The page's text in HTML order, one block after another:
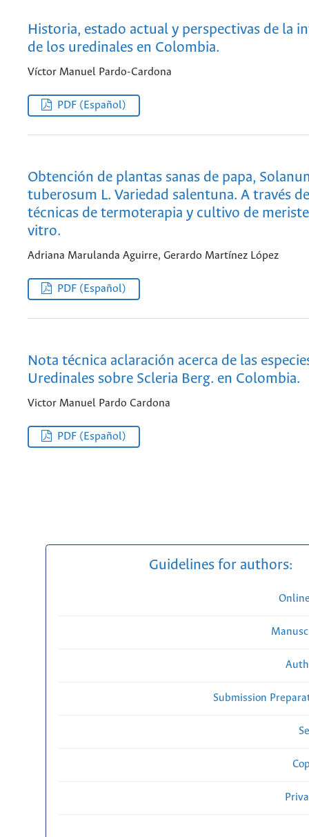
Historia, estado actual y perspectivas de la
de los uredinales en Colombia.
Víctor Manuel Pardo-Cardona
PDF (Español)
Obtención de plantas sanas de papa,
tuberosum L. Variedad salentuna. A través
técnicas de termoterapia y cultivo de
vitro.
Adriana Marulanda Aguirre, Gerardo Martínez López
PDF (Español)
Nota técnica aclaración acerca de las
Uredinales sobre Scleria Berg. en Colombia.
Victor Manuel Pardo Cardona
PDF (Español)
Guidelines for authors:
Submission